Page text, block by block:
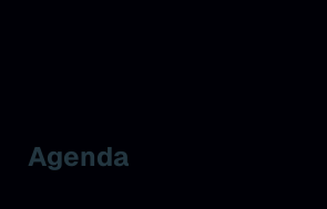
Agenda